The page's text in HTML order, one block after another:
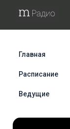
Главная
Расписание
Ведущие